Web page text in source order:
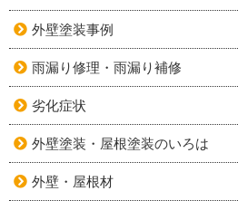
外壁塗装事例
雨漏り修理・雨漏り補修
劣化症状
外壁塗装・屋根塗装のいろは
外壁・屋根材